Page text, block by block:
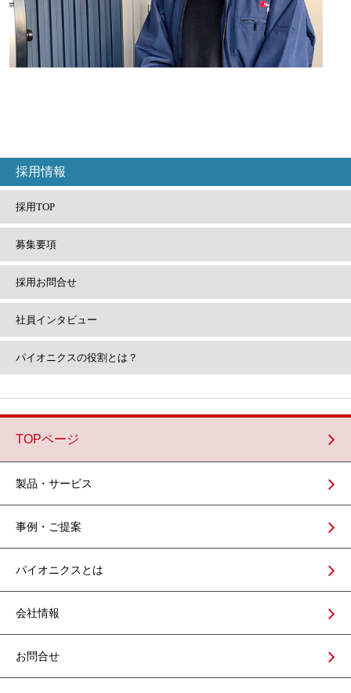
採用情報
採用TOP
募集要項
採用 お問合せ
社員 インタビュー
パイオニクスの役割とは？
TOPページ
製品・サービス
事例・ご提案
パイオニクスとは
会社情報
お問合せ